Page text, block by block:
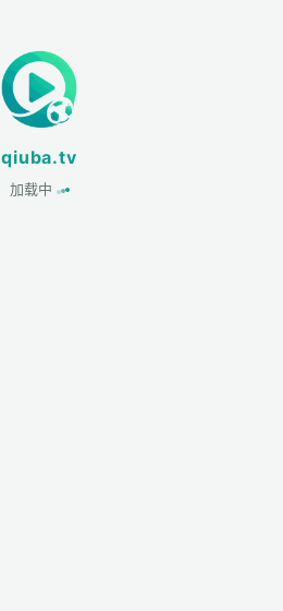
qiuba.tv
加载中